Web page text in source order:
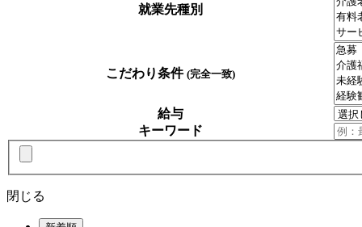
就業先種別
こだわり条件 (完全一致)
給与
キーワード
閉じる